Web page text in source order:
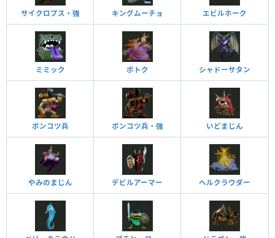
サイクロプス・強 キングムーチョ エビルホーク
ミミック ボトク シャドーサタン
ポンコツ兵 ポンコツ兵・強 いどまじん
やみのまじん デビルアーマー ヘルクラウダー